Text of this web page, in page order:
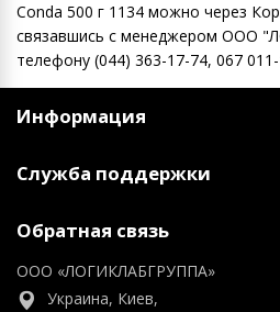
Conda 500 г 1134 можно через
связавшись с менеджером ООО
телефону (044) 363-17-74, 067
Информация
Служба поддержки
Обратная связь
ООО «ЛОГИКЛАБГРУППА»
Украина, Киев,